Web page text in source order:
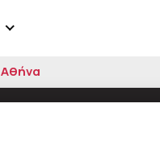
Αθήνα